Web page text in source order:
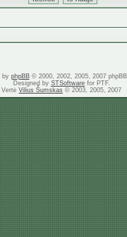
by phpBB© 2000, 2002, 2005, 2007
Designed by STSoftwarefor PTF.
Vertė Vilius Šumskas © 2003, 2005, 2007